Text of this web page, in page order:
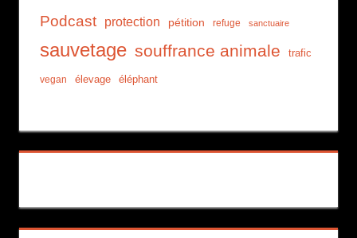
Podcast protection pétition refuge sanctuaire
sauvetage souffrance animale trafic
vegan élevage éléphant